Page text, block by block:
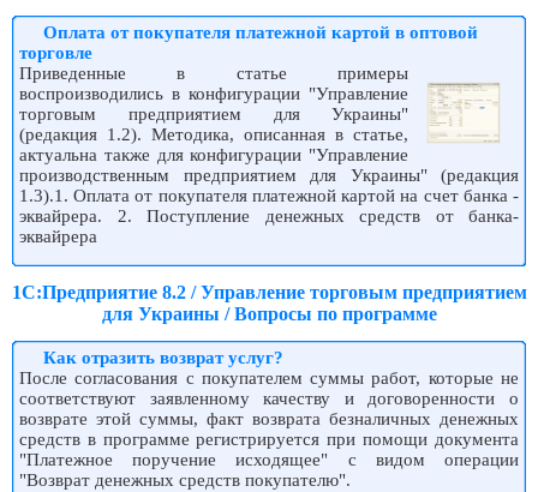
Оплата от покупателя платежной картой в оптовой
торговле
Приведенные в статье примеры
воспроизводились в конфигурации "Управление
торговым предприятием для Украины"
(редакция 1.2). Методика, описанная в статье,
актуальна также для конфигурации "Управление
производственным предприятием для Украины" (редакция
1.3).1. Оплата от покупателя платежной картой на счет банка -
эквайрера. 2. Поступление денежных средств от банка-
эквайрера
1С:Предприятие 8.2 / Управление торговым предприятием
для Украины / Вопросы по программе
Как отразить возврат услуг?
После согласования с покупателем суммы работ, которые не
соответствуют заявленному качеству и договоренности о
возврате этой суммы, факт возврата безналичных денежных
средств в программе регистрируется при помощи документа
"Платежное поручение исходящее" с видом операции
"Возврат денежных средств покупателю".